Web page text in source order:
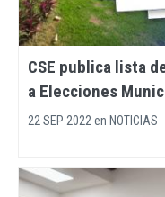
CSE publica lista
a Elecciones
22 SEP 2022 en NOTICIAS